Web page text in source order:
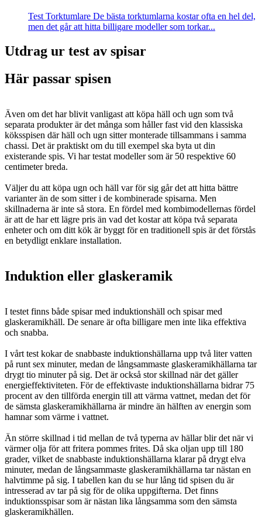
Test Torktumlare De bästa torktumlarna kostar ofta en hel del,
men det går att hitta billigare modeller som torkar...
Utdrag ur test av spisar
Här passar spisen
Även om det har blivit vanligast att köpa häll och ugn som två
separata produkter är det många som håller fast vid den klassiska
köksspisen där häll och ugn sitter monterade tillsammans i samma
chassi. Det är praktiskt om du till exempel ska byta ut din
existerande spis. Vi har testat modeller som är 50 respektive 60
centimeter breda.
Väljer du att köpa ugn och häll var för sig går det att hitta bättre
varianter än de som sitter i de kombinerade spisarna. Men
skillnaderna är inte så stora. En fördel med kombimodellernas fördel
är att de har ett lägre pris än vad det kostar att köpa två separata
enheter och om ditt kök är byggt för en traditionell spis är det förstås
en betydligt enklare installation.
Induktion eller glaskeramik
I testet finns både spisar med induktionshäll och spisar med
glaskeramikhäll. De senare är ofta billigare men inte lika effektiva
och snabba.
I vårt test kokar de snabbaste induktionshällarna upp två liter vatten
på runt sex minuter, medan de långsammaste glaskeramikhällarna tar
drygt tio minuter på sig. Det är också stor skillnad när det gäller
energieffektiviteten. För de effektivaste induktionshällarna bidrar 75
procent av den tillförda energin till att värma vattnet, medan det för
de sämsta glaskeramikhällarna är mindre än hälften av energin som
hamnar som värme i vattnet.
Än större skillnad i tid mellan de två typerna av hällar blir det när vi
värmer olja för att fritera pommes frites. Då ska oljan upp till 180
grader, vilket de snabbaste induktionshällarna klarar på drygt elva
minuter, medan de långsammaste glaskeramikhällarna tar nästan en
halvtimme på sig. I tabellen kan du se hur lång tid spisen du är
intresserad av tar på sig för de olika uppgifterna. Det finns
induktionsspisar som är nästan lika långsamma som den sämsta
glaskeramikhällen.